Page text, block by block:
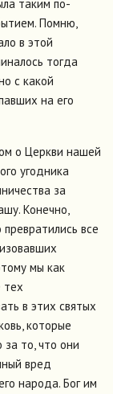
таким по-
Помню,
в этой
тогда
с какой
на его
о Церкви нашей
угодника
за
Конечно,
все
мы как
тех
в этих святых
которые
то, что они
вред
народа. Бог им